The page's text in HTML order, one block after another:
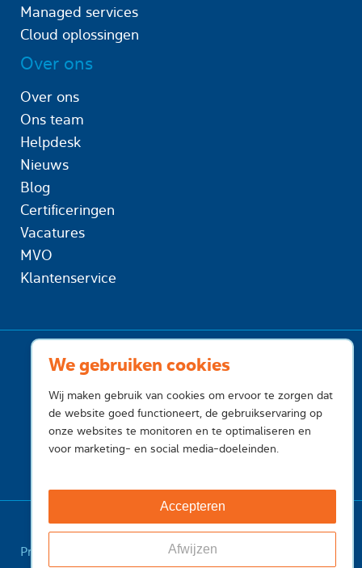
We gebruiken cookies
Wij maken gebruik van cookies om ervoor te zorgen dat
de website goed functioneert, de gebruikservaring op
onze websites te monitoren en te optimaliseren en
voor marketing- en social media-doeleinden.
Accepteren
Afwijzen
Managed services
Cloud oplossingen
Over ons
Over ons
Ons team
Helpdesk
Nieuws
Blog
Certificeringen
Vacatures
MVO
Klantenservice
Privacy Voorwaarden